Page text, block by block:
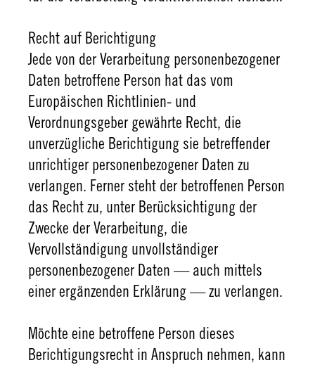
Recht auf Berichtigung
Jede von der Verarbeitung personenbezogener
Daten betroffene Person hat das vom
Europäischen Richtlinien- und
Verordnungsgeber gewährte Recht, die
unverzügliche Berichtigung sie betreffender
unrichtiger personenbezogener Daten zu
verlangen. Ferner steht der betroffenen Person
das Recht zu, unter Berücksichtigung der
Zwecke der Verarbeitung, die
Vervollständigung unvollständiger
personenbezogener Daten — auch mittels
einer ergänzenden Erklärung — zu verlangen.
Möchte eine betroffene Person dieses
Berichtigungsrecht in Anspruch nehmen, kann